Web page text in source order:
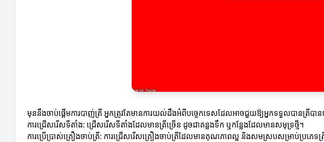
មុននឹងចាប់ផ្តើមការបាញ់ត្រី អ្នកត្រូវតែមានការយល់ដឹងអំពីបច្ចេកទេសដែលអាចជួយឱ្យអ្នកទទួលបានត្រីបាន
ការជ្រើសរើសទីតាំង: ជ្រើសរើសទីតាំងដែលមានត្រីច្រើន ដូចជាគន្លងទឹក ឬកន្លែងដែលមានសមុទ្រថ្មី។
ការប្រើប្រាស់គ្រឿងចាប់ត្រី: ការជ្រើសរើសគ្រឿងចាប់ត្រីដែលមានគុណភាពល្អ និងសមស្របសម្រាប់ប្រភេទ